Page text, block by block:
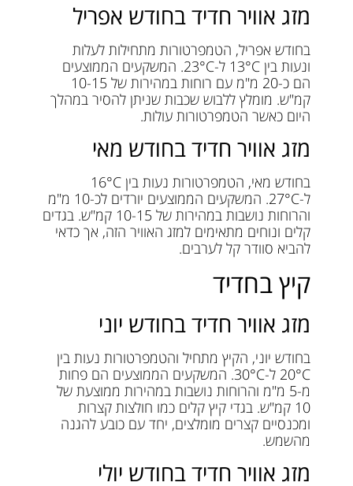
מזג אוויר חדיד בחודש אפריל
בחודש אפריל, הטמפרטורות מתחילות לעלות
ונעות בין 13°C ל-23°C. המשקעים הממוצעים
הם כ-20 מ"מ עם רוחות במהירות של 10-15
קמ"ש. מומלץ ללבוש שכבות שניתן להסיר במהלך
היום כאשר הטמפרטורות עולות.
מזג אוויר חדיד בחודש מאי
בחודש מאי, הטמפרטורות נעות בין 16°C
ל-27°C. המשקעים הממוצעים יורדים לכ-10 מ"מ
והרוחות נושבות במהירות של 10-15 קמ"ש. בגדים
קלים ונוחים מתאימים למזג האוויר הזה, אך כדאי
להביא סוודר קל לערבים.
קיץ בחדיד
מזג אוויר חדיד בחודש יוני
בחודש יוני, הקיץ מתחיל והטמפרטורות נעות בין
20°C ל-30°C. המשקעים הממוצעים הם פחות
מ-5 מ"מ והרוחות נושבות במהירות ממוצעת של
10 קמ"ש. בגדי קיץ קלים כמו חולצות קצרות
ומכנסיים קצרים מומלצים, יחד עם כובע להגנה
מהשמש.
מזג אוויר חדיד בחודש יולי